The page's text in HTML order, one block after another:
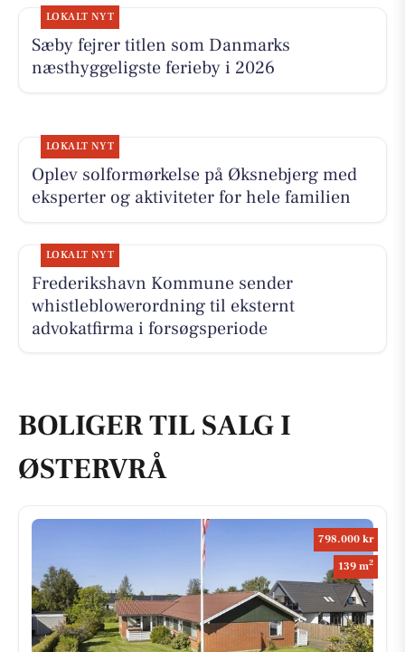
LOKALT NYT
Sæby fejrer titlen som Danmarks
næsthyggeligste ferieby i 2026
LOKALT NYT
Oplev solformørkelse på Øksnebjerg med
eksperter og aktiviteter for hele familien
LOKALT NYT
Frederikshavn Kommune sender
whistleblowerordning til eksternt
advokatfirma i forsøgsperiode
BOLIGER TIL SALG I
ØSTERVRÅ
798.000 kr
139 m2